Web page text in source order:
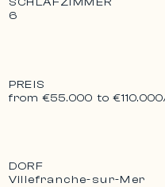
6
PREIS
from €55.000 to €110.000
DORF
Villefranche-sur-Mer